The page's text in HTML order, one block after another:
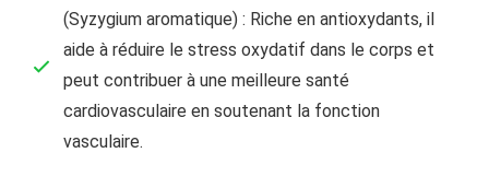
(Syzygium aromatique) : Riche en antioxydants, il
aide à réduire le stress oxydatif dans le corps et
peut contribuer à une meilleure santé
cardiovasculaire en soutenant la fonction
vasculaire.